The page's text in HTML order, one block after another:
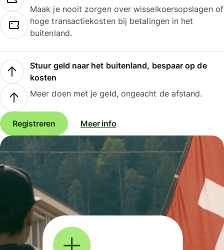
Maak je nooit zorgen over wisselkoersopslagen of
hoge transactiekosten bij betalingen in het
buitenland.
Stuur geld naar het buitenland, bespaar op de
kosten
Meer doen met je geld, ongeacht de afstand.
Registreren Meer info